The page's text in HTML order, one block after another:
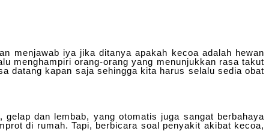
menjawab iya jika ditanya apakah kecoa adalah hewan
menghampiri orang-orang yang menunjukkan rasa takut
datang kapan saja sehingga kita harus selalu sedia obat
dan lembab, yang otomatis juga sangat berbahaya
di rumah. Tapi, berbicara soal penyakit akibat kecoa,